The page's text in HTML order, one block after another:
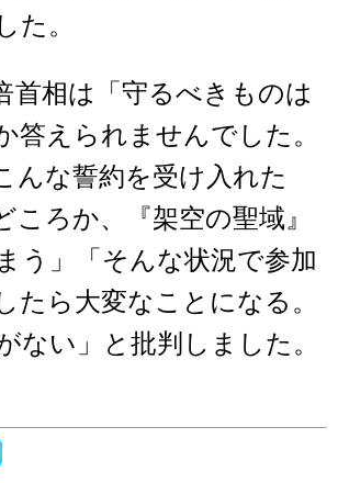
た。
首相は「守るべきものは
答えられませんでした。
んな誓約を受け入れた
ころか、『架空の聖域』
う」「そんな状況で参加
たら大変なことになる。
ない」と批判しました。